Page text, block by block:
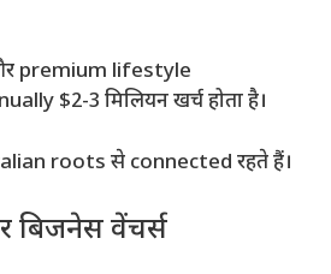
premium lifestyle
$2-3 मिलियन खर्च होता है।
roots से connected रहते हैं।
बिजनेस वेंचर्स